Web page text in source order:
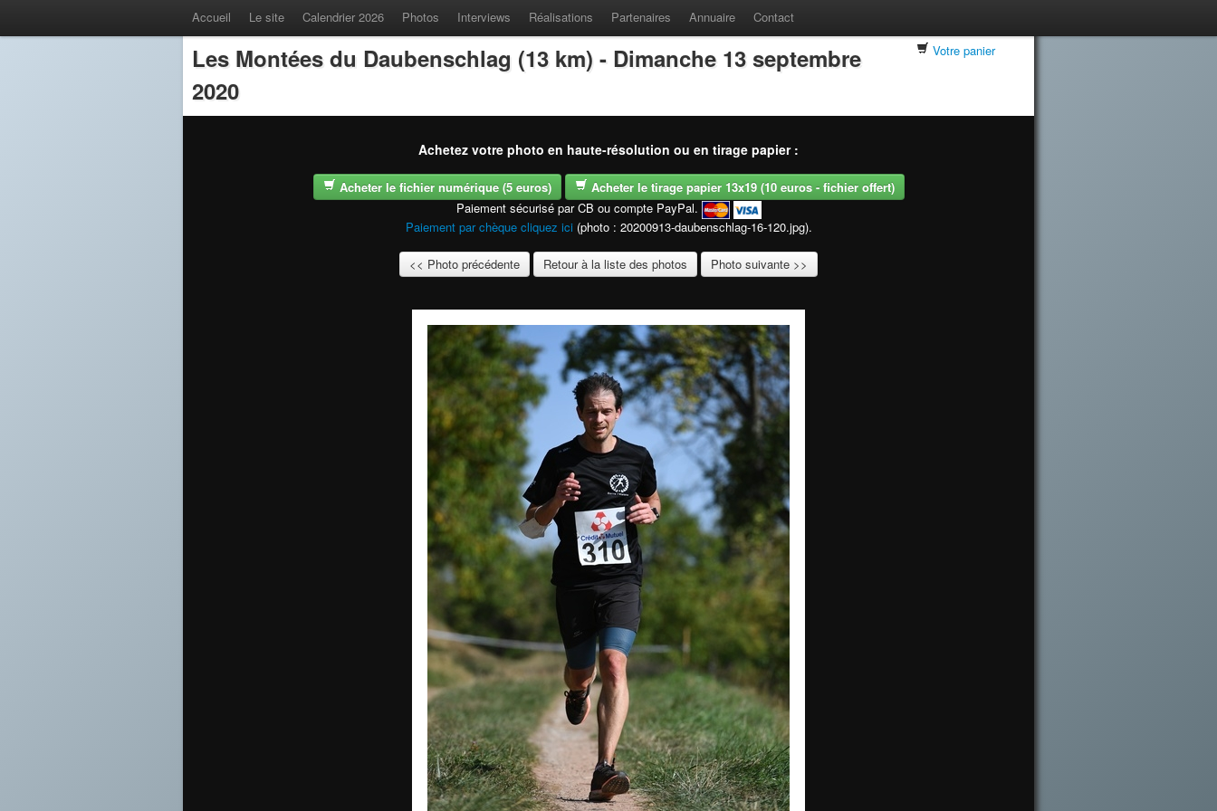
Accueil Le site Calendrier 2026 Photos Interviews Réalisations Partenaires Annuaire Contact
Les Montées du Daubenschlag (13 km) - Dimanche 13 septembre
2020
Votre panier
Achetez votre photo en haute-résolution ou en tirage papier :
Acheter le fichier numérique (5 euros)
Acheter le tirage papier 13x19 (10 euros - fichier offert)
Paiement sécurisé par CB ou compte PayPal.
Paiement par chèque cliquez ici (photo : 20200913-daubenschlag-16-120.jpg).
<< Photo précédente Retour à la liste des photos Photo suivante >>